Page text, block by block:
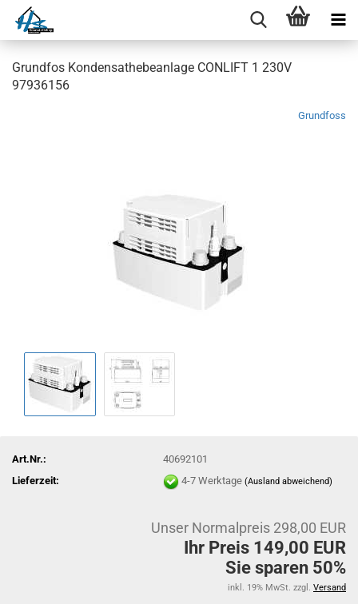
Grundfos Kondensathebeanlage CONLIFT 1 230V
97936156
Grundfoss
Art.Nr.:
40692101
Lieferzeit:
4-7 Werktage(Ausland abweichend)
Unser Normalpreis 298,00 EUR
Ihr Preis 149,00 EUR
Sie sparen 50%
inkl. 19% MwSt. zzgl. Versand